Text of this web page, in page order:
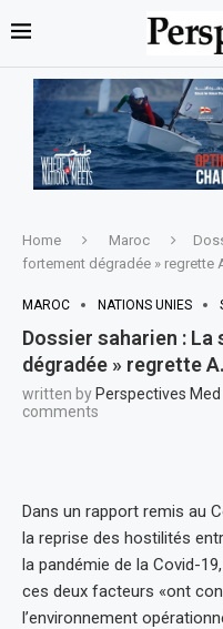
Home Maroc
fortement dégradée » regrette
MAROC NATIONS UNIES
Dossier saharien :
dégradée » regrette
written by Perspectives Med
comments
Dans un rapport remis au
la reprise des hostilités
la pandémie de la Covid-
ces deux facteurs «ont
l’environnement